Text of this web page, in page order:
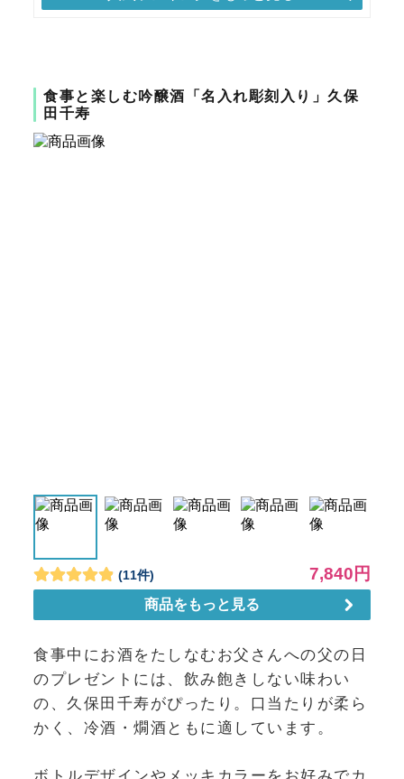
食事と楽しむ吟醸酒「名入れ彫刻入り」久保
田千寿
食事中にお酒をたしなむお父さんへの父の日
のプレゼントには、飲み飽きしない味わい
の、久保田千寿がぴったり。口当たりが柔ら
かく、冷酒・燗酒ともに適しています。
ボトルデザインやメッキカラーをお好みでカ